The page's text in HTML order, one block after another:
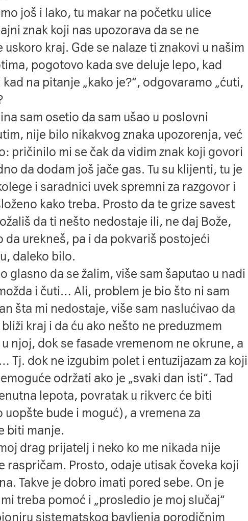
još i lako, tu makar na početku ulice
znak koji nas upozorava da se ne
uskoro kraj. Gde se nalaze ti znakovi u našim
pogotovo kada sve deluje lepo, kad
kad na pitanje „kako je?“, odgovaramo „ćuti,
sam osetio da sam ušao u poslovni
nije bilo nikakvog znaka upozorenja, već
pričinilo mi se čak da vidim znak koji govori
da dodam još jače gas. Tu su klijenti, tu je
i saradnici uvek spremni za razgovor i
kako treba. Prosto da te grize savest
da ti nešto nedostaje ili, ne daj Bože,
da urekneš, pa i da pokvariš postojeći
daleko bilo.
glasno da se žalim, više sam šaputao u nadi
i čuti… Ali, problem je bio što ni sam
šta mi nedostaje, više sam naslućivao da
kraj i da ću ako nešto ne preduzmem
njoj, dok se fasade vremenom ne okrune, a
Tj. dok ne izgubim polet i entuzijazam za koji
održati ako je „svaki dan isti“. Tad
lepota, povratak u rikverc će biti
uopšte bude i moguć), a vremena za
biti manje.
drag prijatelj i neko ko me nikada nije
raspričam. Prosto, odaje utisak čoveka koji
Takve je dobro imati pored sebe. On je
treba pomoć i „prosledio je moj slučaj“
sistematskog bavljenja porodičnim